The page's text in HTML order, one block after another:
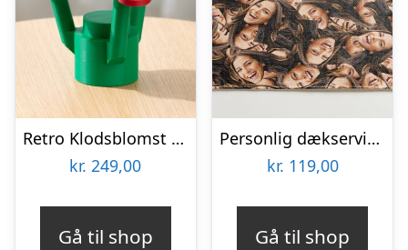
Retro Klodsblomst – Stor
kr. 249,00
Gå til shop
Personlig dækserviet med Billede – Multiface
kr. 119,00
Gå til shop